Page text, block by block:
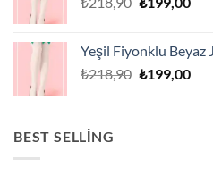
Yeşil Fiyonklu Beyaz
₺218,90 Orijinal
₺199,00Şu
BEST SELLING